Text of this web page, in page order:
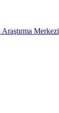
Merkezi